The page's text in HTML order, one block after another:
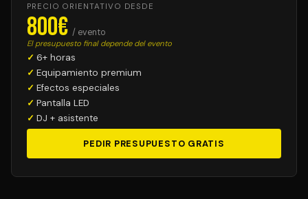
PRECIO ORIENTATIVO DESDE
800€ / evento
El presupuesto final depende del evento
6+ horas
Equipamiento premium
Efectos especiales
Pantalla LED
DJ + asistente
PEDIR PRESUPUESTO GRATIS